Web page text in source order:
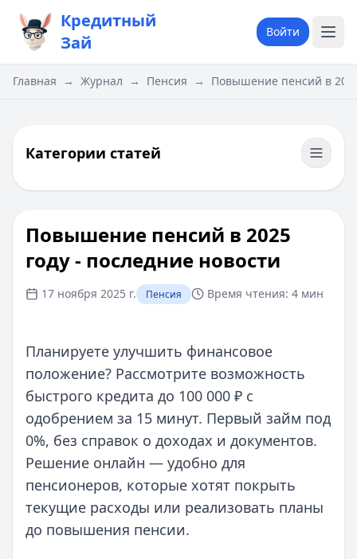
Кредитный
Зай
Войти
Главная → Журнал → Пенсия → Повышение пенсий в
Категории статей
Повышение пенсий в 2025
году - последние новости
17 ноября 2025 г. Пенсия Время чтения: 4 мин
Планируете улучшить финансовое
положение? Рассмотрите возможность
быстрого кредита до 100 000 ₽ с
одобрением за 15 минут. Первый займ под
0%, без справок о доходах и документов.
Решение онлайн — удобно для
пенсионеров, которые хотят покрыть
текущие расходы или реализовать планы
до повышения пенсии.